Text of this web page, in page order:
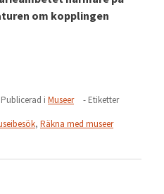
om kopplingen
i Museer
- Etiketter
, Räkna med museer